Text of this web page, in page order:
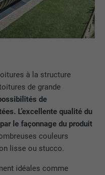
à la structure
de grande
de
L’excellente qualité du
le façonnage du produit
couleurs
lisse ou stucco.
idéales comme